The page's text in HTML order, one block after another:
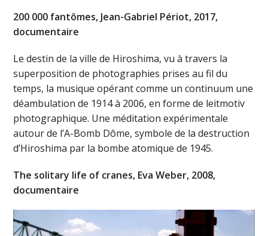
200 000 fantômes, Jean-Gabriel Périot, 2017,
documentaire
Le destin de la ville de Hiroshima, vu à travers la
superposition de photographies prises au fil du
temps, la musique opérant comme un continuum une
déambulation de 1914 à 2006, en forme de leitmotiv
photographique. Une méditation expérimentale
autour de l’A-Bomb Dôme, symbole de la destruction
d’Hiroshima par la bombe atomique de 1945.
The solitary life of cranes, Eva Weber, 2008,
documentaire